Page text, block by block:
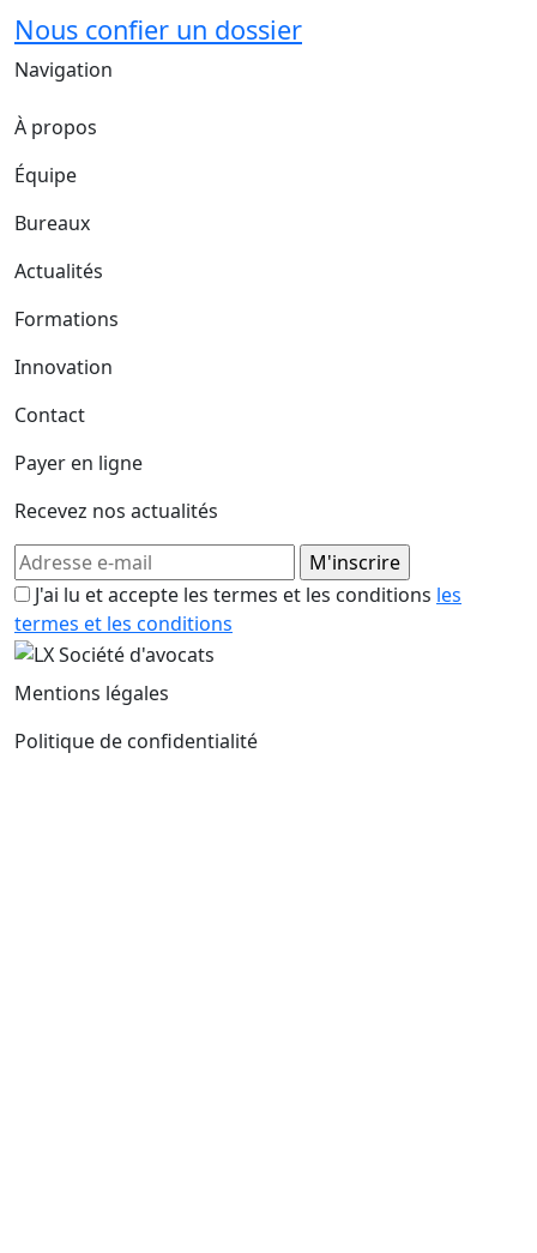
Nous confier un dossier
Navigation
À propos
Équipe
Bureaux
Actualités
Formations
Innovation
Contact
Payer en ligne
Recevez nos actualités
J'ai lu et accepte les termes et les conditions les
termes et les conditions
Mentions légales
Politique de confidentialité